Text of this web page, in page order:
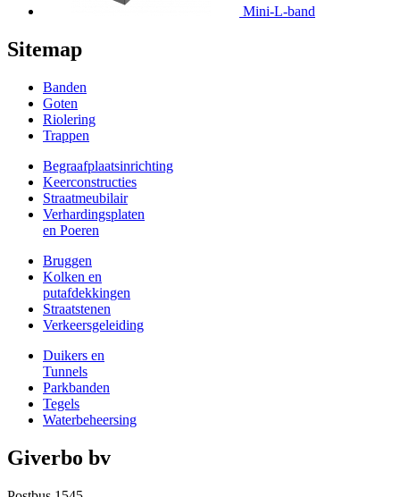
Mini-L-band
Sitemap
Banden
Goten
Riolering
Trappen
Begraafplaatsinrichting
Keerconstructies
Straatmeubilair
Verhardingsplaten
en Poeren
Bruggen
Kolken en
putafdekkingen
Straatstenen
Verkeersgeleiding
Duikers en
Tunnels
Parkbanden
Tegels
Waterbeheersing
Giverbo bv